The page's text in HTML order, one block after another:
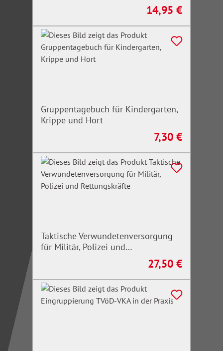
Regulärer Preis:
14,95 €
Gruppentagebuch für Kindergarten,
Krippe und Hort
Regulärer Preis:
7,30 €
Taktische Verwundetenversorgung
für Militär, Polizei und
Regulärer Preis:
27,50 €